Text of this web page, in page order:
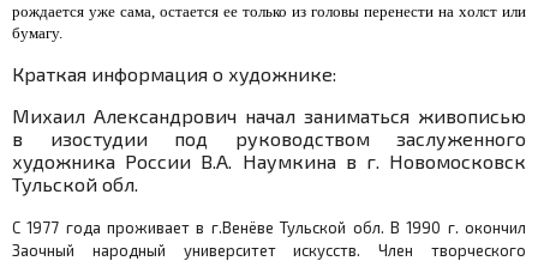
рождается уже сама, остается ее только из головы перенести на холст или
бумагу.
Краткая информация о художнике:
Михаил Александрович начал заниматься живописью
в изостудии под руководством заслуженного
художника России В.А. Наумкина в г. Новомосковск
Тульской обл.
С 1977 года проживает в г.Венёве Тульской обл. В 1990 г. окончил
Заочный народный университет искусств. Член творческого